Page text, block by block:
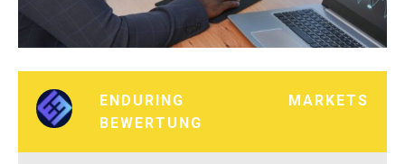
ENDURING MARKETS
BEWERTUNG